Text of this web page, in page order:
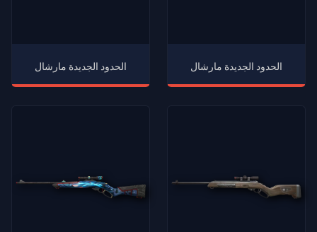
الحدود الجديدة مارشال الحدود الجديدة مارشال